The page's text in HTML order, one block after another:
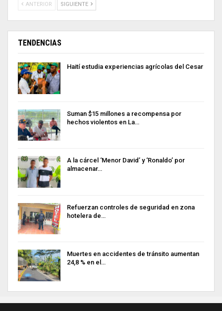
ANTERIOR SIGUIENTE
TENDENCIAS
Haití estudia experiencias agrícolas del Cesar
Suman $15 millones a recompensa por
hechos violentos en La…
A la cárcel ‘Menor David’ y ‘Ronaldo’ por
almacenar…
Refuerzan controles de seguridad en zona
hotelera de…
Muertes en accidentes de tránsito aumentan
24,8 % en el…